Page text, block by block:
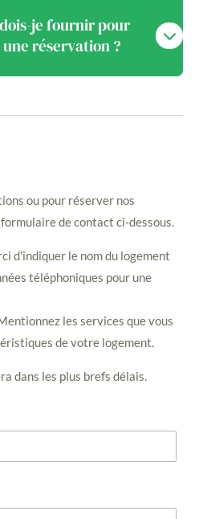
je fournir pour
réservation ?
ou pour réserver nos
de contact ci-dessous.
d'indiquer le nom du logement
téléphoniques pour une
les services que vous
de votre logement.
dans les plus brefs délais.